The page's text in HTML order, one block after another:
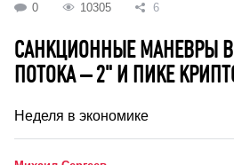
0 10305 6
САНКЦИОННЫЕ МАНЕВРЫ
ПОТОКА – 2" И ПИКЕ
Неделя в экономике